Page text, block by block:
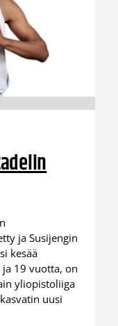
ja Susijengin
kesää
19 vuotta, on
yliopistoliiga
uusi